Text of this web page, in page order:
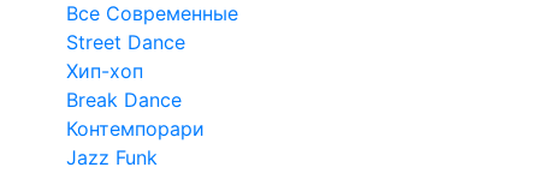
Все Современные
Street Dance
Хип-хоп
Break Dance
Контемпорари
Jazz Funk